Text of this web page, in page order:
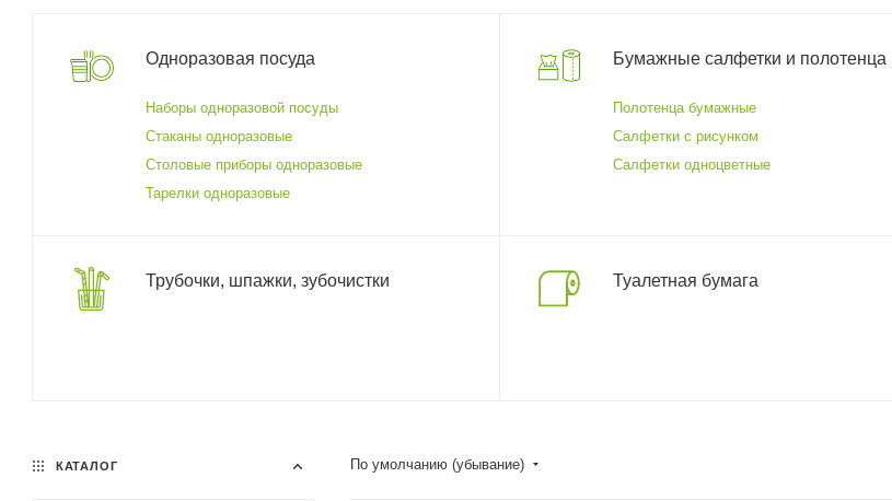
Одноразовая посуда
Наборы одноразовой посуды
Стаканы одноразовые
Столовые приборы одноразовые
Тарелки одноразовые
Бумажные салфетки и полотенца
Полотенца бумажные
Салфетки с рисунком
Салфетки одноцветные
Трубочки, шпажки, зубочистки Туалетная бумага
По умолчанию (убывание)
КАТАЛОГ